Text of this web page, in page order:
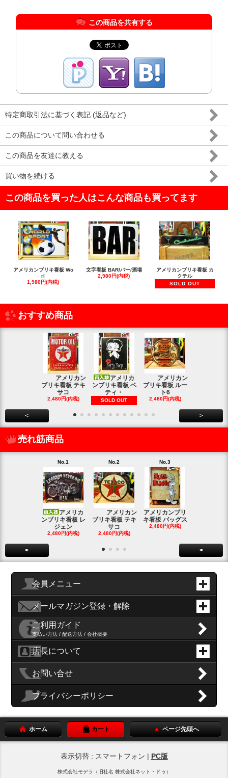
この商品を共有する
特定商取引法に基づく表記 (返品など)
この商品について問い合わせる
この商品を友達に教える
買い物を続ける
この商品を買った人はこんな商品も買ってます
アメリカンブリキ看板 Wo
rl
1,980円(内税)
文字看板 BAR/バー/酒場
2,980円(内税)
アメリカンブリキ看板 カ
クテル
SOLD OUT
おすすめ商品
アメリカン
ブリキ看板 テキ
サコ
2,480円(内税)
アメリカ
ンブリキ看板 ベ
ティ・
SOLD OUT
アメリカン
ブリキ看板 ルー
ト6
2,480円(内税)
< >
売れ筋商品
No.1
アメリカ
ンブリキ看板 レ
ジェン
2,480円(内税)
No.2
アメリカン
ブリキ看板 テキ
サコ
2,480円(内税)
No.3
アメリカンブリ
キ看板 バッグス
2,480円(内税)
< >
会員メニュー
メールマガジン登録・解除
ご利用ガイド
支払い方法 / 配送方法 / 会社概要
店長について
お問い合せ
プライバシーポリシー
ホーム カート ページ先頭へ
表示切替 : スマートフォン | PC版
株式会社モデラ（旧社名 株式会社ネット・ドゥ）